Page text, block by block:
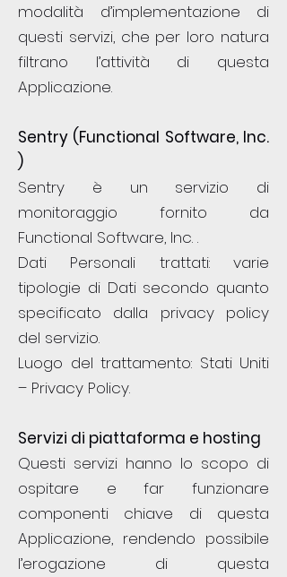
modalità d’implementazione di
questi servizi, che per loro natura
filtrano l’attività di questa
Applicazione.
Sentry (Functional Software, Inc.
)
Sentry è un servizio di
monitoraggio fornito da
Functional Software, Inc. .
Dati Personali trattati: varie
tipologie di Dati secondo quanto
specificato dalla privacy policy
del servizio.
Luogo del trattamento: Stati Uniti
– Privacy Policy.
Servizi di piattaforma e hosting
Questi servizi hanno lo scopo di
ospitare e far funzionare
componenti chiave di questa
Applicazione, rendendo possibile
l’erogazione di questa